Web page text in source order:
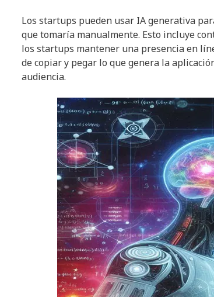
Los startups pueden usar IA generativa
que tomaría manualmente. Esto incluye
los startups mantener una presencia en
de copiar y pegar lo que genera la
audiencia.